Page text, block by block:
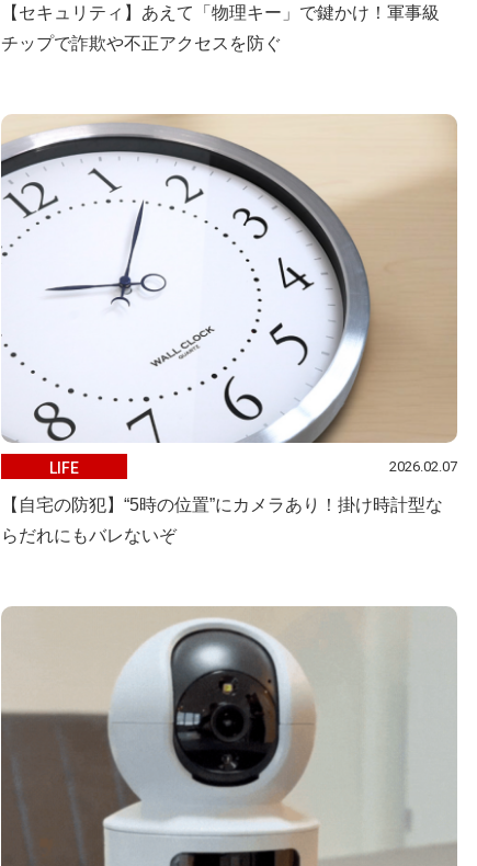
【セキュリティ】あえて「物理キー」で鍵かけ！軍事級
チップで詐欺や不正アクセスを防ぐ
LIFE 2026.02.07
【自宅の防犯】“5時の位置”にカメラあり！掛け時計型な
らだれにもバレないぞ